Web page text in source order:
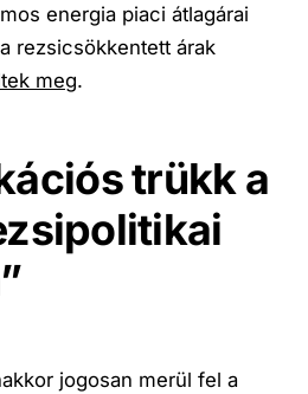
energia piaci átlagárai
rezsicsökkentett árak
meg.
trükk a
jogosan merül fel a